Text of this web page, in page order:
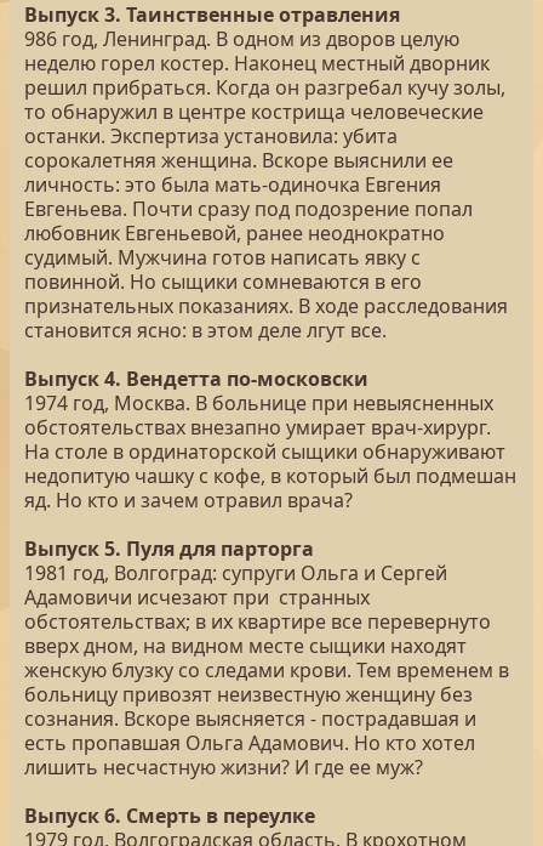
Выпуск 3. Таинственные отравления
986 год, Ленинград. В одном из дворов целую
неделю горел костер. Наконец местный дворник
решил прибраться. Когда он разгребал кучу золы,
то обнаружил в центре кострища человеческие
останки. Экспертиза установила: убита
сорокалетняя женщина. Вскоре выяснили ее
личность: это была мать-одиночка Евгения
Евгеньева. Почти сразу под подозрение попал
любовник Евгеньевой, ранее неоднократно
судимый. Мужчина готов написать явку с
повинной. Но сыщики сомневаются в его
признательных показаниях. В ходе расследования
становится ясно: в этом деле лгут все.
Выпуск 4. Вендетта по-московски
1974 год, Москва. В больнице при невыясненных
обстоятельствах внезапно умирает врач-хирург.
На столе в ординаторской сыщики обнаруживают
недопитую чашку с кофе, в который был подмешан
яд. Но кто и зачем отравил врача?
Выпуск 5. Пуля для парторга
1981 год, Волгоград: супруги Ольга и Сергей
Адамовичи исчезают при странных
обстоятельствах; в их квартире все перевернуто
вверх дном, на видном месте сыщики находят
женскую блузку со следами крови. Тем временем в
больницу привозят неизвестную женщину без
сознания. Вскоре выясняется - пострадавшая и
есть пропавшая Ольга Адамович. Но кто хотел
лишить несчастную жизни? И где ее муж?
Выпуск 6. Смерть в переулке
1979 год, Волгоградская область. В крохотном